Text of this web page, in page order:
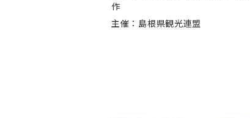
作
主催：島根県観光連盟